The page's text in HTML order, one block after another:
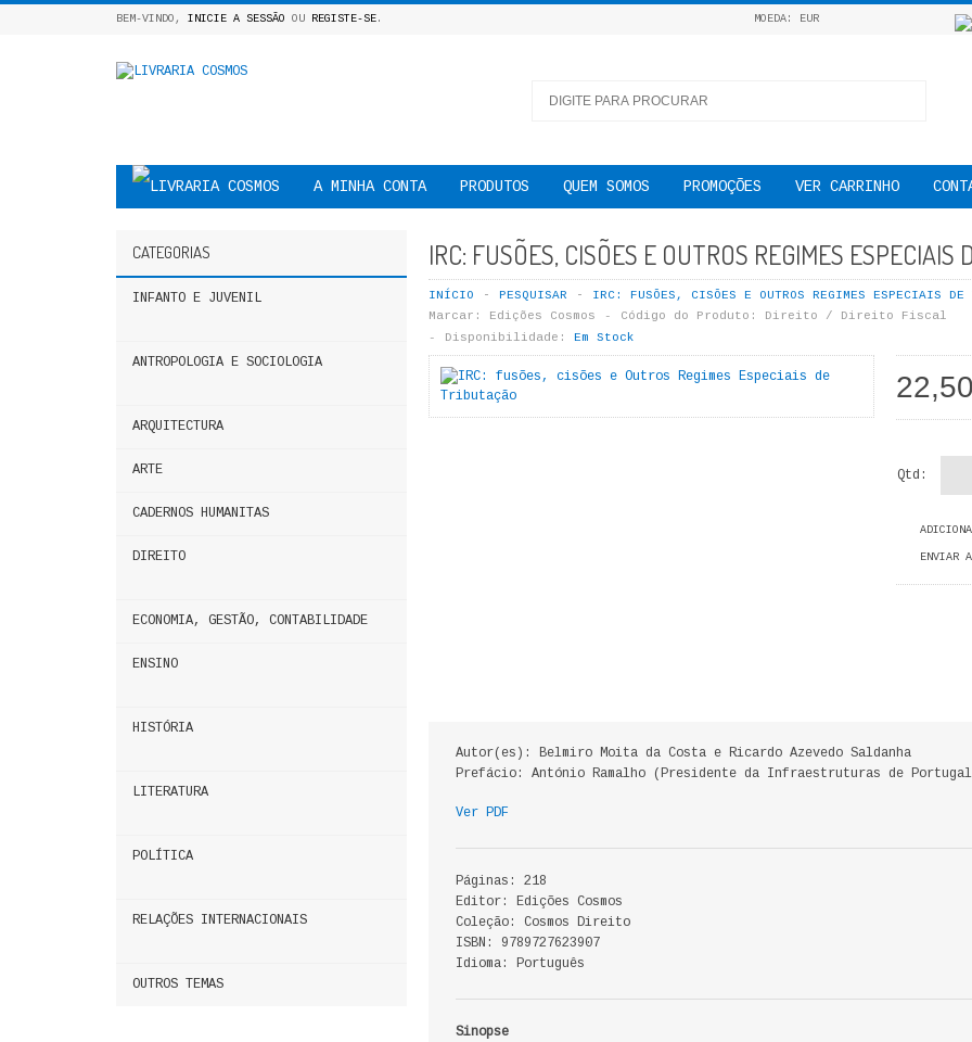
BEM-VINDO, INICIE A SESSÃO OU REGISTE-SE. MOEDA: EUR
A MINHA CONTA PRODUTOS QUEM SOMOS PROMOÇÕES VER CARRINHO
CATEGORIAS
INFANTO E JUVENIL
ANTROPOLOGIA E SOCIOLOGIA
ARQUITECTURA
ARTE
CADERNOS HUMANITAS
DIREITO
ECONOMIA, GESTÃO, CONTABILIDADE
ENSINO
HISTÓRIA
LITERATURA
POLÍTICA
RELAÇÕES INTERNACIONAIS
OUTROS TEMAS
IRC: FUSÕES, CISÕES E OUTROS REGIMES ESPECIAIS
INÍCIO PESQUISAR
IRC: FUSÕES, CISÕES E OUTROS REGIMES ESPECIAIS DE
Marcar:
Edições Cosmos Código do Produto:
Direito / Direito Fiscal
Disponibilidade:
Em Stock
Qtd:
ENVIAR
Autor(es): Belmiro Moita da Costa e Ricardo Azevedo Saldanha
Prefácio: António Ramalho (Presidente da Infraestruturas de
Ver PDF
Páginas: 218
Editor: Edições Cosmos
Coleção: Cosmos Direito
ISBN: 9789727623907
Idioma: Português
Sinopse